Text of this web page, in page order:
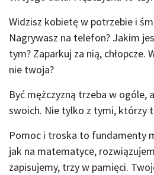
Widzisz kobietę w potrzebie i
Nagrywasz na telefon? Jakim
tym? Zaparkuj za nią, chłopcze.
nie twoja?
Być mężczyzną trzeba w ogóle,
swoich. Nie tylko z tymi, którzy
Pomoc i troska to fundamenty
jak na matematyce,
zapisujemy, trzy w pamięci.